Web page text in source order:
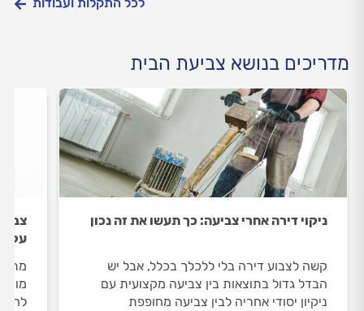
מדריכים בנושא צביעת הבית
ניקוי דירה אחרי צביעה: כך תעשו את זה נכון
קשה לצבוע דירה בלי ללכלך בכלל, אבל יש
הבדל גדול בתוצאות בין צביעה מקצועית עם
ניקיון יסודי אחריה לבין צביעה מחופפת
על